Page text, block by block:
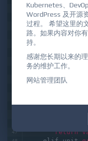
#时间转换,把所有服
def
Trantime(
    time
=
total_send
#把所有的单位转换成
    unit
=
    elif unit.
Kubernetes、
WordPress 及开源
过程。 希望这里的
路。如果内容对你
持。
感谢您长期以来的
务的维护工作。
网站管理团队